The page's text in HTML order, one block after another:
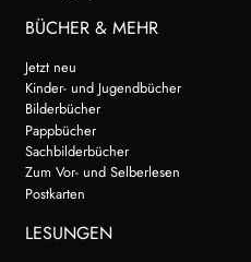
BÜCHER & MEHR
Jetzt neu
Kinder- und Jugendbücher
Bilderbücher
Pappbücher
Sachbilderbücher
Zum Vor- und Selberlesen
Postkarten
LESUNGEN